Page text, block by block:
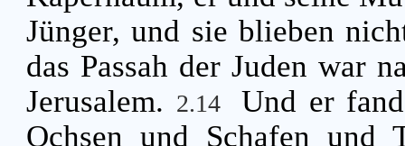
Jünger, und sie blieben
das Passah der Juden war
Jerusalem. 2.14
Und er
Ochsen und Schafen und